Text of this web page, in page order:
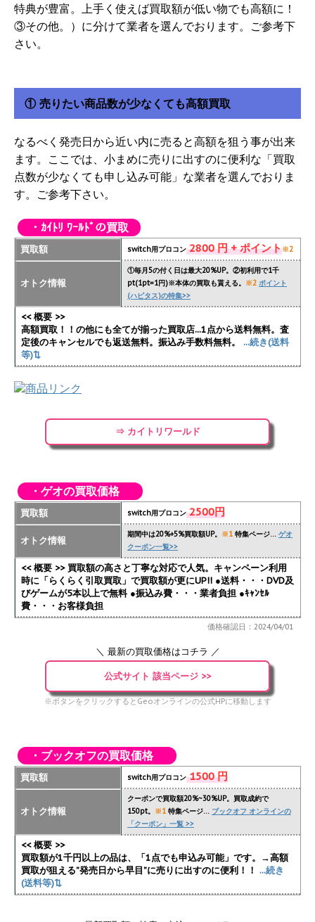
特典が豊富。上手く使えば買取額が低い物でも高額に！
③その他。）に分けて業者を選んでおります。ご参考下
さい。
① 売りたい商品数が少なくても高額買取
なるべく発売日から近い内に売ると高額を狙う事が出来
ます。ここでは、小まめに売りに出すのに便利な「買取
点数が少なくても申し込み可能」な業者を選んでおりま
す。ご参考下さい。
・ｶｲﾄﾘ ﾜｰﾙﾄﾞの買取
買取額 switch用プロコン2800 円 + ポイント※2
オトク情報
①毎月5の付く日は最大20%UP。②初利用で1千
pt(1pt=1円)※本体の買取も貰える。 ※2 ポイント
(ハピタス)の特集>>
<< 概要 >>
高額買取！！の他にも全てが揃った買取店...1点から送料無料。査
定後のキャンセルでも返送無料。振込み手数料無料。
...続き(送料
等)⇅
⇒ カイトリワールド
・ゲオの買取価格
買取額 switch用プロコン2500円
オトク情報
期間中は20%+5%買取額UP。 ※1 特集ページ… ゲオ
クーポン一覧>>
<< 概要 >> 買取額の高さと丁寧な対応で人気。キャンペーン利用
時に「らくらく引取買取」で買取額が更にUP!! ●送料・・・DVD及
びゲームが5本以上で無料 ●振込み費・・・業者負担 ●ｷｬﾝｾﾙ
費・・・お客様負担
価格確認日：2024/04/01
＼ 最新の買取価格はコチラ ／
公式サイト 該当ページ >>
※ボタンをクリックするとGeoオンラインの公式HPに移動します
・ブックオフの買取価格
買取額 switch用プロコン1500 円
オトク情報
クーポンで買取額20%~30%UP。買取成約で
150pt。 ※1 特集ページ… ブックオフ オンラインの
「クーポン」一覧 >>
<< 概要 >>
買取額が1千円以上の品は、「1点でも申込み可能」です。→高額
買取が狙える”発売日から早目”に売りに出すのに便利！！ ...続き
(送料等)⇅